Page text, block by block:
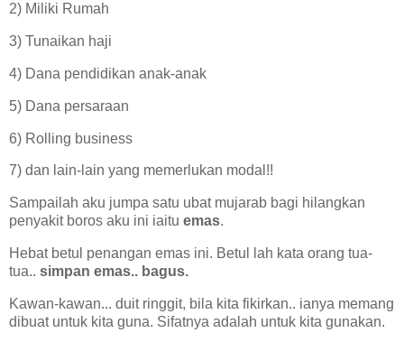
2) Miliki Rumah
3) Tunaikan haji
4) Dana pendidikan anak-anak
5) Dana persaraan
6) Rolling business
7) dan lain-lain yang memerlukan modal!!
Sampailah aku jumpa satu ubat mujarab bagi hilangkan
penyakit boros aku ini iaitu emas.
Hebat betul penangan emas ini. Betul lah kata orang tua-
tua.. simpan emas.. bagus.
Kawan-kawan... duit ringgit, bila kita fikirkan.. ianya memang
dibuat untuk kita guna. Sifatnya adalah untuk kita gunakan.